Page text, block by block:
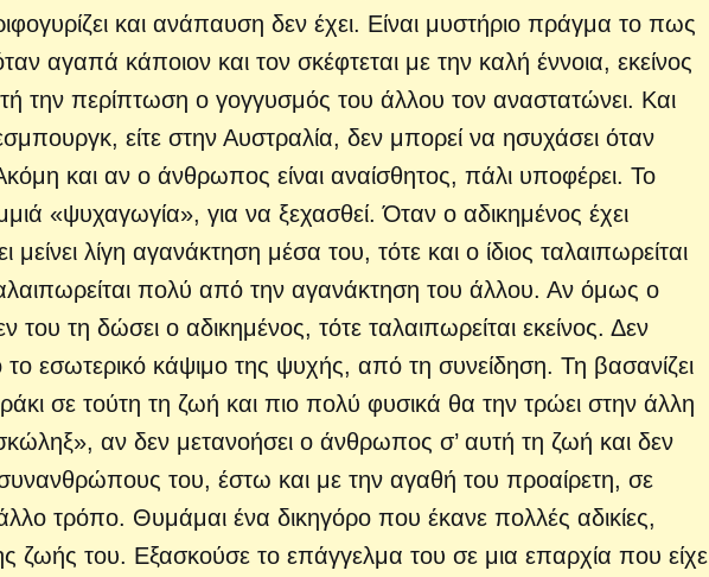
και ανάπαυση δεν έχει. Είναι μυστήριο πράγμα το πως
αγαπά κάποιον και τον σκέφτεται με την καλή έννοια, εκείνος
την περίπτωση ο γογγυσμός του άλλου τον αναστατώνει. Και
είτε στην Αυστραλία, δεν μπορεί να ησυχάσει όταν
και αν ο άνθρωπος είναι αναίσθητος, πάλι υποφέρει. Το
«ψυχαγωγία», για να ξεχασθεί. Όταν ο αδικημένος έχει
λίγη αγανάκτηση μέσα του, τότε και ο ίδιος ταλαιπωρείται
πολύ από την αγανάκτηση του άλλου. Αν όμως ο
του τη δώσει ο αδικημένος, τότε ταλαιπωρείται εκείνος. Δεν
εσωτερικό κάψιμο της ψυχής, από τη συνείδηση. Τη βασανίζει
σε τούτη τη ζωή και πιο πολύ φυσικά θα την τρώει στην άλλη
αν δεν μετανοήσει ο άνθρωπος σ’ αυτή τη ζωή και δεν
συνανθρώπους του, έστω και με την αγαθή του προαίρετη, σε
τρόπο. Θυμάμαι ένα δικηγόρο που έκανε πολλές αδικίες,
ζωής του. Εξασκούσε το επάγγελμα του σε μια επαρχία που είχε